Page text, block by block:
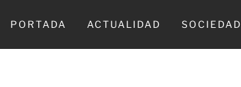
PORTADA ACTUALIDAD SOCIEDAD